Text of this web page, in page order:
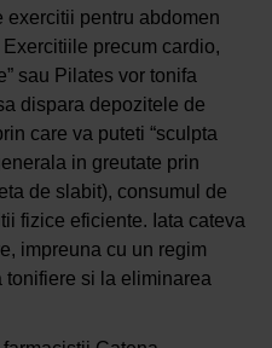
exercitii pentru abdomen
precum cardio,
sau Pilates vor tonifa
dispara depozitele de
care va puteti “sculpta
in greutate prin
de slabit), consumul de
fizice eficiente. Iata cateva
impreuna cu un regim
tonifiere si la eliminarea